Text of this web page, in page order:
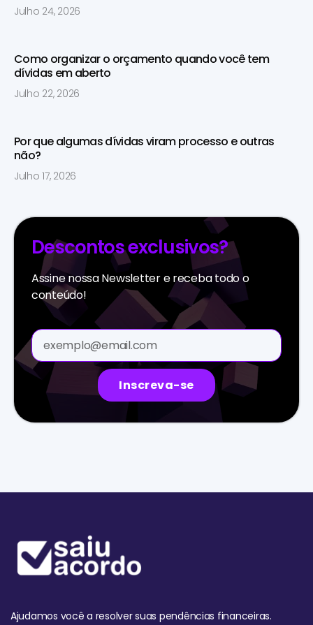
Julho 24, 2026
Como organizar o orçamento quando você tem
dívidas em aberto
Julho 22, 2026
Por que algumas dívidas viram processo e outras
não?
Julho 17, 2026
Descontos exclusivos?
Assine nossa Newsletter e receba todo o
conteúdo!
Inscreva-se
Ajudamos você a resolver suas pendências financeiras.